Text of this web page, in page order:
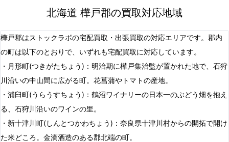
北海道 樺戸郡の買取対応地域
樺戸郡はストックラボの宅配買取・出張買取の対応エリアです。郡内
の町は以下のとおりで、いずれも宅配買取に対応しています。
・月形町(つきがたちょう)：明治期に樺戸集治監が置かれた地で、石狩
川沿いの中山間に広がる町。花菖蒲やトマトの産地。
・浦臼町(うらうすちょう)：鶴沼ワイナリーの日本一のぶどう畑を抱え
る、石狩川沿いのワインの里。
・新十津川町(しんとつかわちょう)：奈良県十津川村からの開拓で開け
た米どころ。金滴酒造のある郡北端の町。